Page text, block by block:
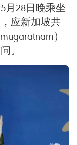
月28日晚乘坐
应新加坡共
）
。